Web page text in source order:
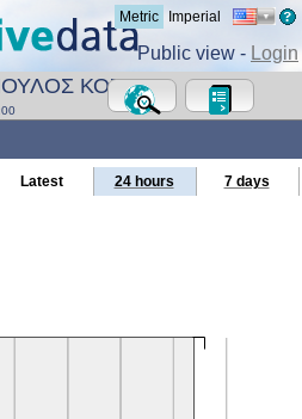
Metric Imperial
Public view - Login
ΚΟΣΜΑΣ
Latest 24 hours 7 days